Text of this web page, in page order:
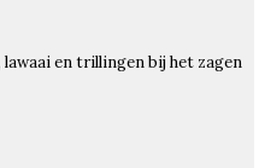
en trillingen bij het zagen